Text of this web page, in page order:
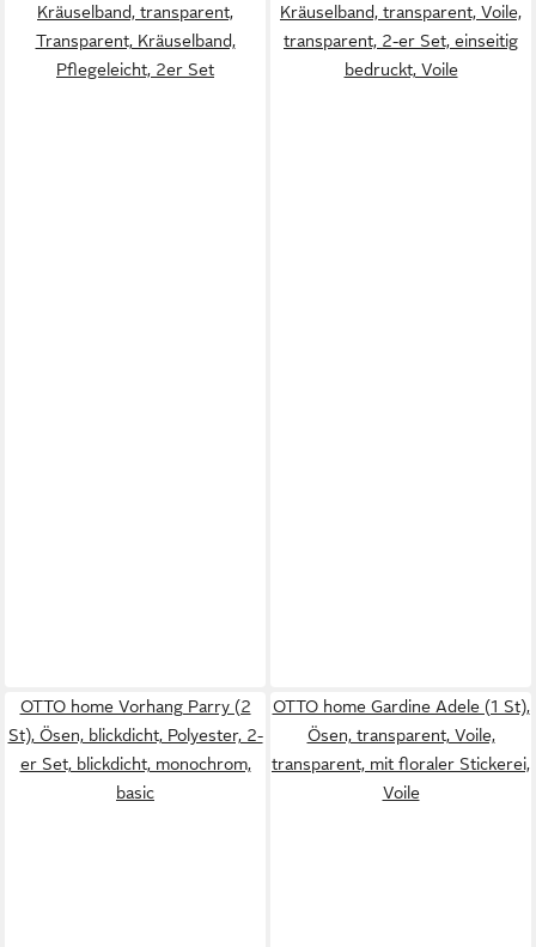
Kräuselband, transparent,
Transparent, Kräuselband,
Pflegeleicht, 2er Set
Kräuselband, transparent, Voile,
transparent, 2-er Set, einseitig
bedruckt, Voile
OTTO home Vorhang Parry (2
St), Ösen, blickdicht, Polyester, 2-
er Set, blickdicht, monochrom,
basic
OTTO home Gardine Adele (1 St),
Ösen, transparent, Voile,
transparent, mit floraler Stickerei,
Voile